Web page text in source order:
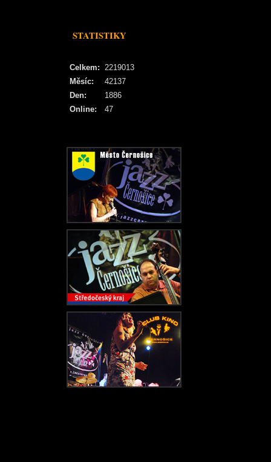
STATISTIKY
Online: 47
Celkem: 2219013
Měsíc:
42137
Den:
1886